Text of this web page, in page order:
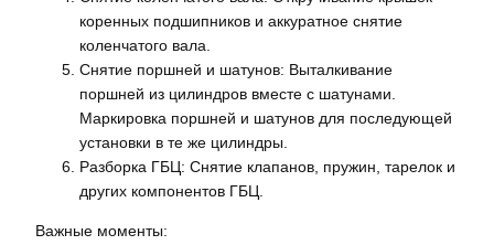
коренных подшипников и аккуратное снятие
коленчатого вала.
Снятие поршней и шатунов: Выталкивание
поршней из цилиндров вместе с шатунами.
Маркировка поршней и шатунов для последующей
установки в те же цилиндры.
Разборка ГБЦ: Снятие клапанов, пружин, тарелок и
других компонентов ГБЦ.
Важные моменты: